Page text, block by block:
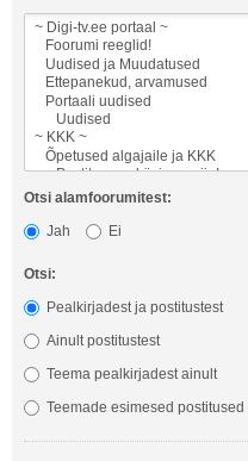
Otsi alamfoorumitest:
Jah
Ei
Otsi:
Pealkirjadest ja postitustest
Ainult postitustest
Teema pealkirjadest ainult
Teemade esimesed